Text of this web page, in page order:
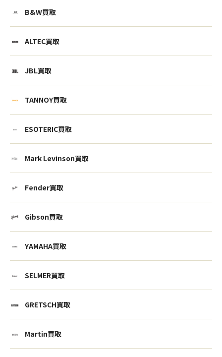
B&W買取
ALTEC買取
JBL買取
TANNOY買取
ESOTERIC買取
Mark Levinson買取
Fender買取
Gibson買取
YAMAHA買取
SELMER買取
GRETSCH買取
Martin買取